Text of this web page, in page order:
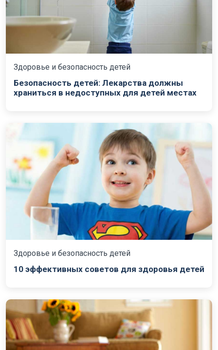
Здоровье и безопасность детей
Безопасность детей: Лекарства должны
храниться в недоступных для детей местах
Здоровье и безопасность детей
10 эффективных советов для здоровья детей